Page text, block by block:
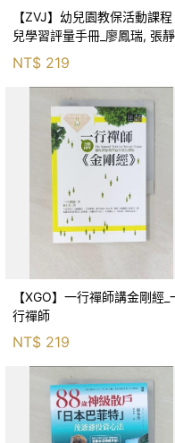
【ZVJ】幼兒園教保活動課程
兒學習評量手冊_廖鳳瑞, 張
NT$ 219
【XGO】一行禪師講金剛經_
行禪師
NT$ 219